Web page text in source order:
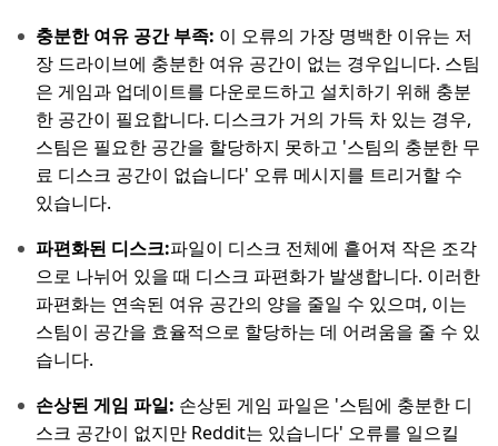
충분한 여유 공간 부족: 이 오류의 가장 명백한 이유는 저
장 드라이브에 충분한 여유 공간이 없는 경우입니다. 스팀
은 게임과 업데이트를 다운로드하고 설치하기 위해 충분
한 공간이 필요합니다. 디스크가 거의 가득 차 있는 경우,
스팀은 필요한 공간을 할당하지 못하고 '스팀의 충분한 무
료 디스크 공간이 없습니다' 오류 메시지를 트리거할 수
있습니다.
파편화된 디스크:파일이 디스크 전체에 흩어져 작은 조각
으로 나뉘어 있을 때 디스크 파편화가 발생합니다. 이러한
파편화는 연속된 여유 공간의 양을 줄일 수 있으며, 이는
스팀이 공간을 효율적으로 할당하는 데 어려움을 줄 수 있
습니다.
손상된 게임 파일: 손상된 게임 파일은 '스팀에 충분한 디
스크 공간이 없지만 Reddit는 있습니다' 오류를 일으킬